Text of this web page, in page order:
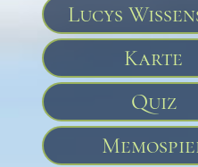
Lucys
Karte
Quiz